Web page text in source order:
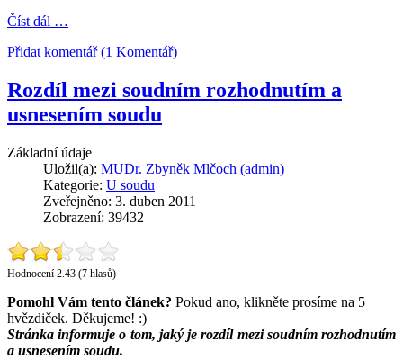
Číst dál …
Přidat komentář (1 Komentář)
Rozdíl mezi soudním rozhodnutím a
usnesením soudu
Základní údaje
Uložil(a): MUDr. Zbyněk Mlčoch (admin)
Kategorie: U soudu
Zveřejněno: 3. duben 2011
Zobrazení: 39432
Hodnocení 2.43 (7 hlasů)
Pomohl Vám tento článek? Pokud ano, klikněte prosíme na 5
hvězdiček. Děkujeme! :)
Stránka informuje o tom, jaký je rozdíl mezi soudním rozhodnutím
a usnesením soudu.